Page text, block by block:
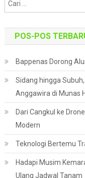
POS-POS
Bappenas Dorong
Sidang hingga
Anggawira di Munas
Dari Cangkul ke
Modern
Teknologi Bertemu
Hadapi Musim
Ulang Jadwal Tanam